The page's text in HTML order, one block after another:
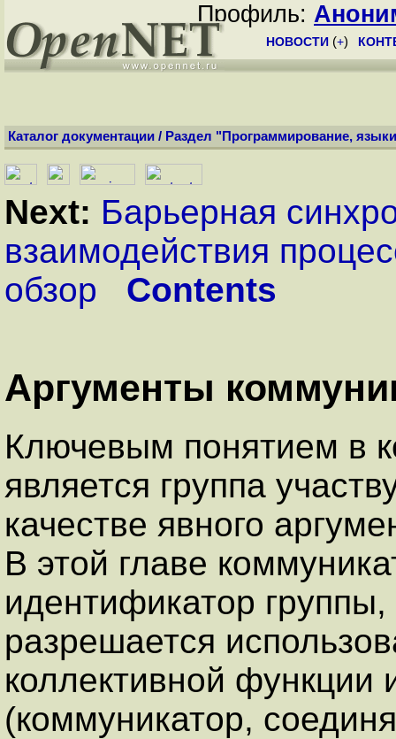
Профиль:
НОВОСТИ (+)
Каталог документации / Раздел "Программирование,
Next: Барьерная
взаимодействия
обзор
Contents
Аргументы
Ключевым понятием в
является группа
качестве явного
В этой главе
идентификатор
разрешается
коллективной функции
(коммуникатор,